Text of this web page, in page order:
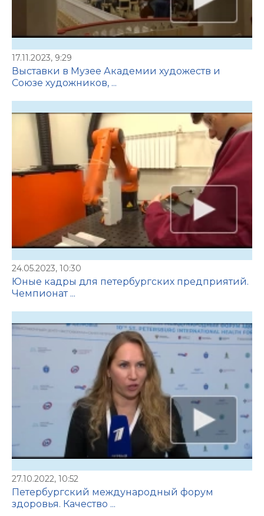
17.11.2023, 9:29
Выставки в Музее Академии художеств и
Союзе художников, ...
24.05.2023, 10:30
Юные кадры для петербургских предприятий.
Чемпионат ...
27.10.2022, 10:52
Петербургский международный форум
здоровья. Качество ...